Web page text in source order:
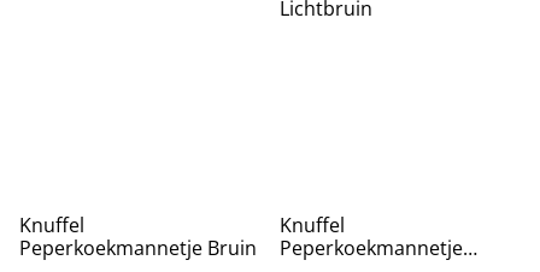
Knuffel
Peperkoekmannetje Bruin
Knuffel
Peperkoekmannetje